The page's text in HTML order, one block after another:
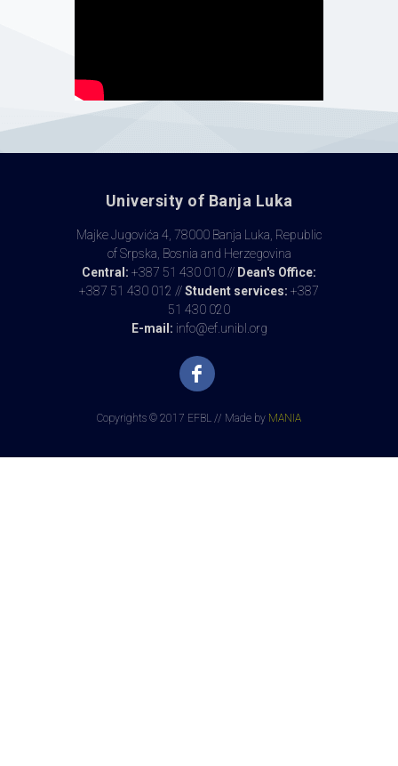
University of Banja Luka
Majke Jugovića 4, 78000 Banja Luka, Republic
of Srpska, Bosnia and Herzegovina
Central: +387 51 430 010 // Dean's Office:
+387 51 430 012 //Student services: +387
51 430 020
E-mail: info@ef.unibl.org
Copyrights © 2017 EFBL // Made by MANIA